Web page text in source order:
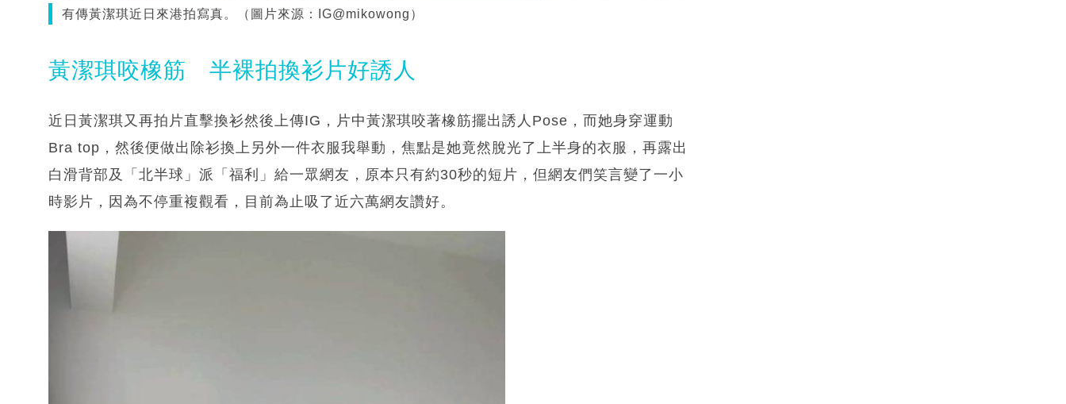
有傳黃潔琪近日來港拍寫真。（圖片來源：IG@mikowong）
黃潔琪咬橡筋 半裸拍換衫片好誘人
近日黃潔琪又再拍片直擊換衫然後上傳IG，片中黃潔琪咬著橡筋擺出誘人Pose，而她身穿運動
Bra top，然後便做出除衫換上另外一件衣服我舉動，焦點是她竟然脫光了上半身的衣服，再露出
白滑背部及「北半球」派「福利」給一眾網友，原本只有約30秒的短片，但網友們笑言變了一小
時影片，因為不停重複觀看，目前為止吸了近六萬網友讚好。